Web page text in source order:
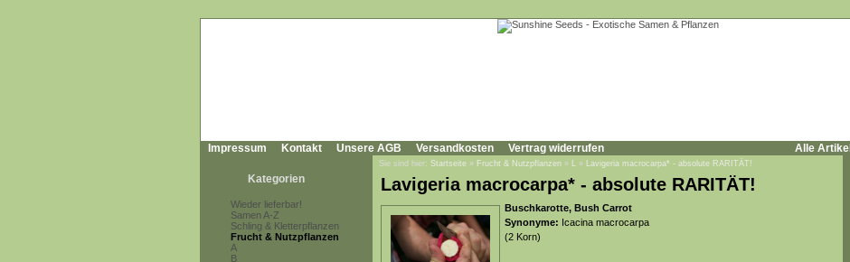
Impressum Kontakt Unsere AGB Versandkosten Vertrag widerrufen Alle Artikel
Kategorien
Wieder lieferbar!
Samen A-Z
Schling & Kletterpflanzen
Frucht & Nutzpflanzen
A
B
Sie sind hier: Startseite » Frucht & Nutzpflanzen » L » Lavigeria macrocarpa* - absolute RARITÄT!
Lavigeria macrocarpa* - absolute RARITÄT!
Buschkarotte, Bush Carrot
Synonyme: Icacina macrocarpa
(2 Korn)